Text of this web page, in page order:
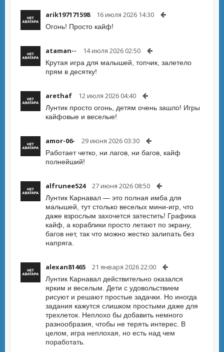
arik197171598 16 июля 2026 14:30
Огонь! Просто кайф!
ataman-- 14 июля 2026 02:50
Крутая игра для малышей, топчик, залетело
прям в десятку!
arethaf 12 июля 2026 04:40
Лунтик просто огонь, детям очень зашло! Игры
кайфовые и веселые!
amor-06- 29 июня 2026 03:30
Работает четко, ни лагов, ни багов, кайф
полнейший!
alfrunee524 27 июня 2026 08:50
Лунтик Карнавал — это полная имба для
малышей, тут столько веселых мини-игр, что
даже взрослым захочется затестить! Графика
кайф, а кораблики просто летают по экрану,
багов нет, так что можно жестко залипать без
напряга.
alexan81465 21 января 2026 22:00
Лунтик Карнавал действительно оказался
ярким и веселым. Дети с удовольствием
рисуют и решают простые задачки. Но иногда
задания кажутся слишком простыми даже для
трехлеток. Неплохо бы добавить немного
разнообразия, чтобы не терять интерес. В
целом, игра неплохая, но есть над чем
поработать.